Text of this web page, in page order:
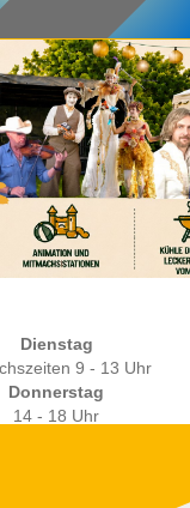
Dienstag
9 - 13 Uhr
Donnerstag
14 - 18 Uhr